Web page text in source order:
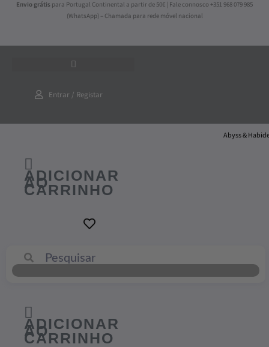
Envio grátis para Portugal Continental a partir de 50€ | Fale connosco +351 968 079 985
(WhatsApp) – Chamada para rede móvel nacional
Entrar / Registar
Abyss &
ADICIONAR
AO
CARRINHO
ADICIONAR
AO
CARRINHO
Quantidade